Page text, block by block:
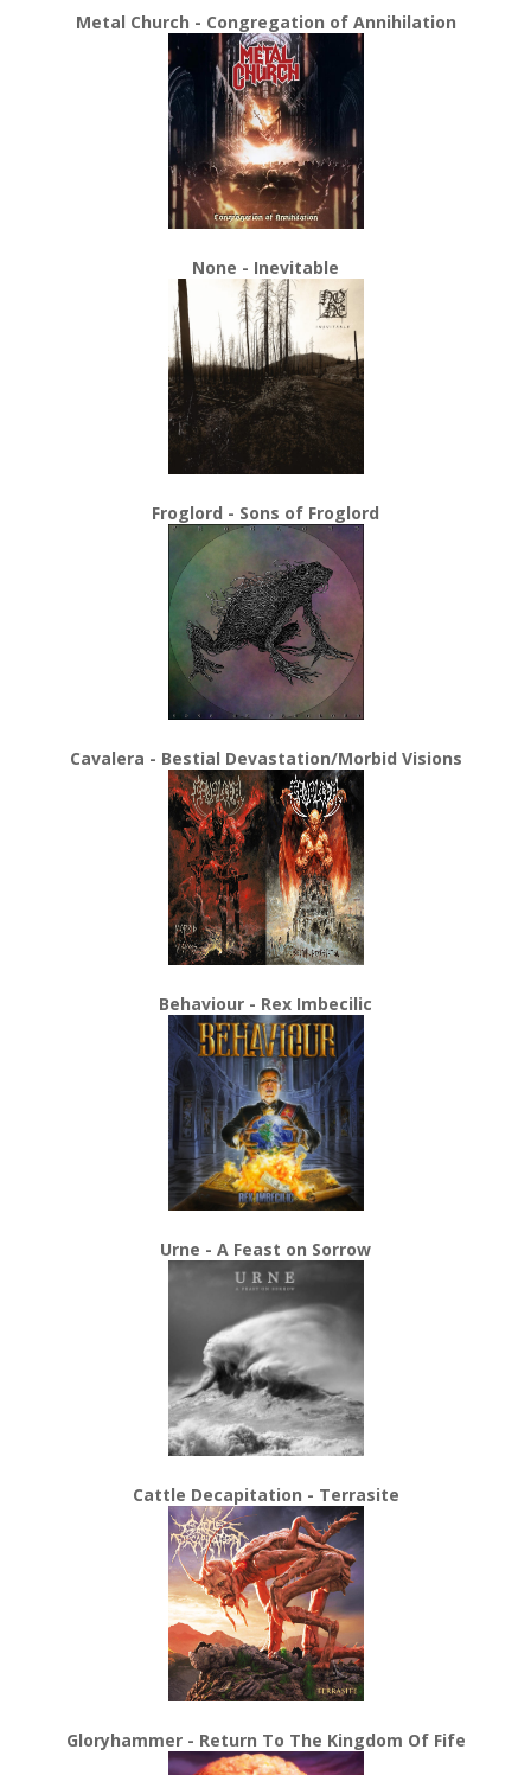
Metal Church - Congregation of Annihilation
None - Inevitable
Froglord - Sons of Froglord
Cavalera - Bestial Devastation/Morbid Visions
Behaviour - Rex Imbecilic
Urne - A Feast on Sorrow
Cattle Decapitation - Terrasite
Gloryhammer - Return To The Kingdom Of Fife